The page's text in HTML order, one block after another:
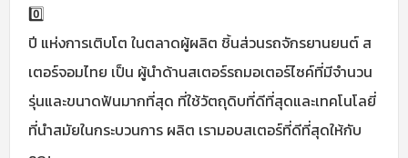
ปี แห่งการเติบโต ในตลาดผู้ผลิต ชิ้นส่วนรถจักรยานยนต์ ส
เตอร์จอมไทย เป็น ผู้นำด้านสเตอร์รถมอเตอร์ไซค์ที่มีจำนวน
รุ่นและขนาดฟันมากที่สุด ที่ใช้วัตถุดิบที่ดีที่สุดและเทคโนโลยี่
ที่นำสมัยในกระบวนการ ผลิต เรามอบสเตอร์ที่ดีที่สุดให้กับ